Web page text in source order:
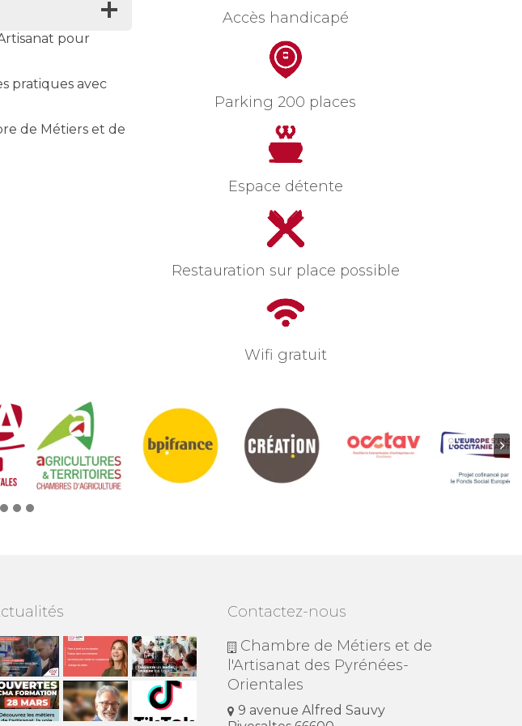
pour
pratiques avec
de Métiers et de
Accès handicapé
Parking 200 places
Espace détente
Restauration sur place possible
Wifi gratuit
Contactez-nous
Chambre de Métiers et de
l'Artisanat des Pyrénées-
Orientales
9 avenue Alfred Sauvy